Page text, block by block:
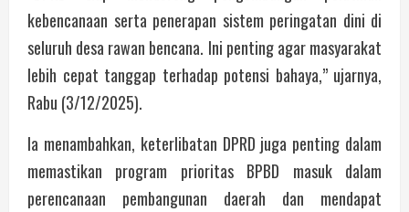
kebencanaan serta penerapan sistem peringatan dini di
seluruh desa rawan bencana. Ini penting agar masyarakat
lebih cepat tanggap terhadap potensi bahaya,” ujarnya,
Rabu (3/12/2025).
Ia menambahkan, keterlibatan DPRD juga penting dalam
memastikan program prioritas BPBD masuk dalam
perencanaan pembangunan daerah dan mendapat